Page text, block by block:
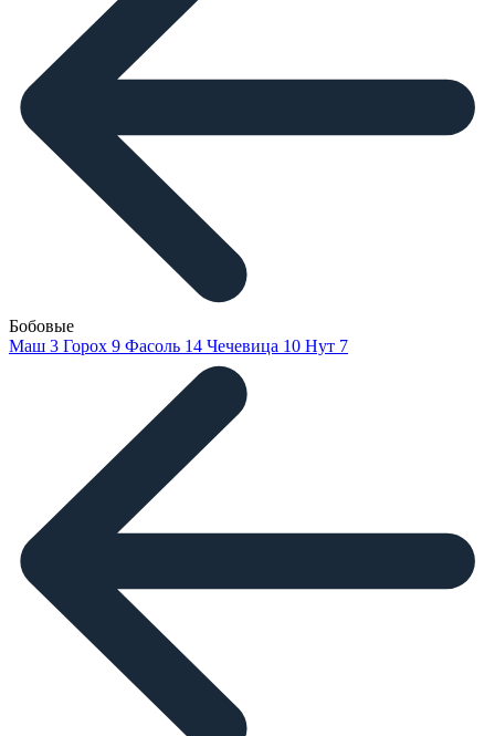
Бобовые
Маш 3 Горох 9 Фасоль 14 Чечевица 10 Нут 7